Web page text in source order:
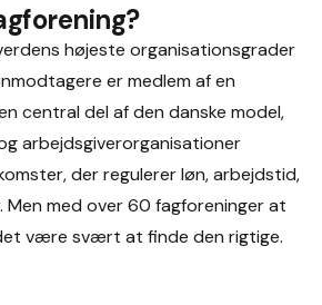
højeste organisationsgrader
er medlem af en
central del af den danske model,
arbejdsgiverorganisationer
der regulerer løn, arbejdstid,
Men med over 60 fagforeninger at
være svært at finde den rigtige.